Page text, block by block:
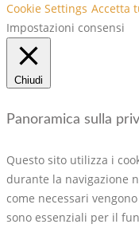
Cookie Settings Accetta
Impostazioni consensi
Chiudi
Panoramica sulla
Questo sito utilizza i
durante la navigazione
come necessari
sono essenziali per il